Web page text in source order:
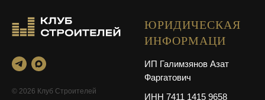
© 2026 Клуб Строителей
ЮРИДИЧЕСКАЯ
ИНФОРМАЦИ
ИП Галимзянов Азат
Фаргатович
ИНН 7411 1415 9658